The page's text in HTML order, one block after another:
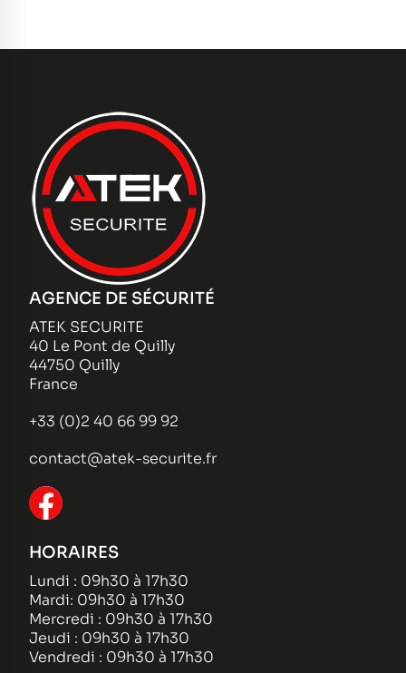
AGENCE DE SÉCURITÉ
ATEK SECURITE
40 Le Pont de Quilly
44750 Quilly
France
+33 (0)2 40 66 99 92
contact@atek-securite.fr
HORAIRES
Lundi : 09h30 à 17h30
Mardi: 09h30 à 17h30
Mercredi : 09h30 à 17h30
Jeudi : 09h30 à 17h30
Vendredi : 09h30 à 17h30